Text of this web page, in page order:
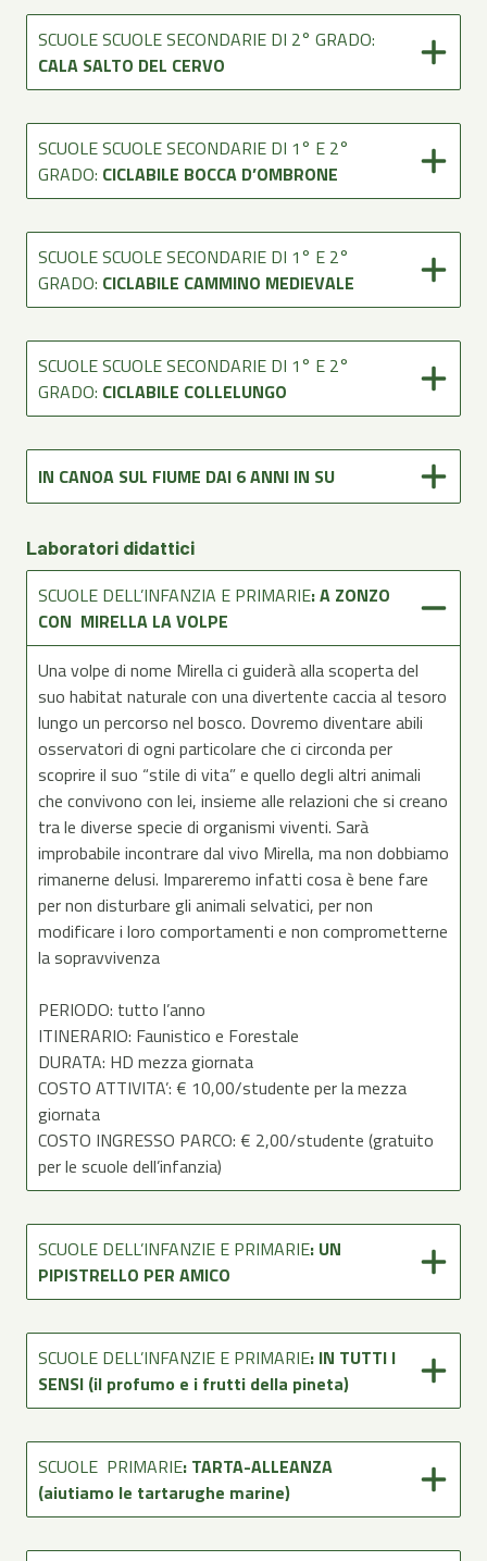
SCUOLE SCUOLE SECONDARIE DI 2° GRADO:
CALA SALTO DEL CERVO
SCUOLE SCUOLE SECONDARIE DI 1° E 2°
GRADO: CICLABILE BOCCA D’OMBRONE
SCUOLE SCUOLE SECONDARIE DI 1° E 2°
GRADO: CICLABILE CAMMINO MEDIEVALE
SCUOLE SCUOLE SECONDARIE DI 1° E 2°
GRADO: CICLABILE COLLELUNGO
IN CANOA SUL FIUME DAI 6 ANNI IN SU
Laboratori didattici
SCUOLE DELL’INFANZIA E PRIMARIE: A ZONZO
CON MIRELLA LA VOLPE
Una volpe di nome Mirella ci guiderà alla scoperta del
suo habitat naturale con una divertente caccia al tesoro
lungo un percorso nel bosco. Dovremo diventare abili
osservatori di ogni particolare che ci circonda per
scoprire il suo “stile di vita” e quello degli altri animali
che convivono con lei, insieme alle relazioni che si creano
tra le diverse specie di organismi viventi. Sarà
improbabile incontrare dal vivo Mirella, ma non dobbiamo
rimanerne delusi. Impareremo infatti cosa è bene fare
per non disturbare gli animali selvatici, per non
modificare i loro comportamenti e non comprometterne
la sopravvivenza
PERIODO: tutto l’anno
ITINERARIO: Faunistico e Forestale
DURATA: HD mezza giornata
COSTO ATTIVITA’: € 10,00/studente per la mezza
giornata
COSTO INGRESSO PARCO: € 2,00/studente (gratuito
per le scuole dell’infanzia)
SCUOLE DELL’INFANZIE E PRIMARIE: UN
PIPISTRELLO PER AMICO
SCUOLE DELL’INFANZIE E PRIMARIE: IN TUTTI I
SENSI (il profumo e i frutti della pineta)
SCUOLE PRIMARIE: TARTA-ALLEANZA
(aiutiamo le tartarughe marine)